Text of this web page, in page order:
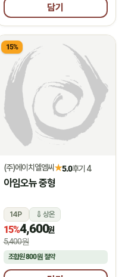
담기
15%
(주)에이치엘엠씨★5.0후기 4
아임오뉴 중형
14P 상온
15%4,600원
5,400원
조합원800원절약